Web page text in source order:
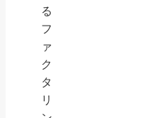
る
フ
ァ
ク
タ
リ